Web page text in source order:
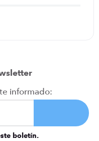
informado:
boletín.